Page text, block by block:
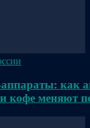
как
кофе меняют